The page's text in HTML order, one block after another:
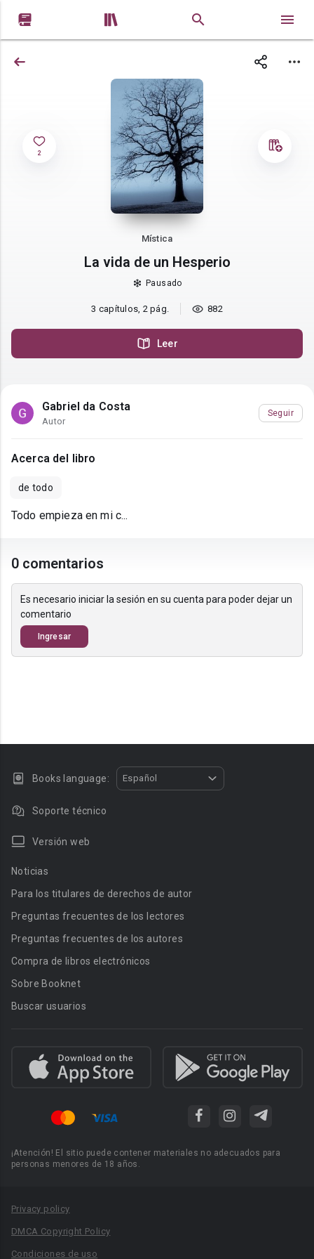
 
2
Mística
La vida de un Hesperio
Pausado
3 capítulos, 2 pág. 882
Leer
Gabriel da Costa
Autor
Seguir
Acerca del libro
de todo
Todo empieza en mi c...
0 comentarios
Es necesario iniciar la sesión en su cuenta para poder dejar un
comentario
Ingresar
Books language: Español
Soporte técnico
Versión web
Noticias
Para los titulares de derechos de autor
Preguntas frecuentes de los lectores
Preguntas frecuentes de los autores
Compra de libros electrónicos
Sobre Booknet
Buscar usuarios
¡Atención! El sitio puede contener materiales no adecuados para
personas menores de 18 años.
Privacy policy
DMCA Copyright Policy
Condiciones de uso